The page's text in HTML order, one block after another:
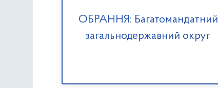
ОБРАННЯ: Багатомандатний
загальнодержавний округ